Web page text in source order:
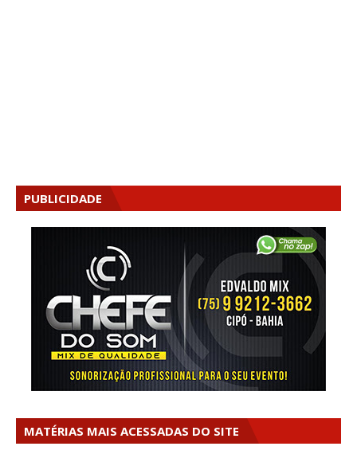
PUBLICIDADE
MATÉRIAS MAIS ACESSADAS DO SITE